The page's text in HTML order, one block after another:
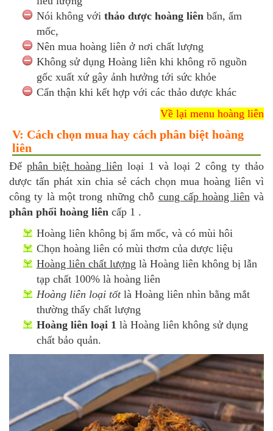
Nói không với thảo dược hoàng liên bẩn, ẩm
mốc,
Nên mua hoàng liên ở nơi chất lượng
Không sử dụng Hoàng liên khi không rõ nguồn
gốc xuất xứ gây ảnh hưởng tới sức khỏe
Cẩn thận khi kết hợp với các thảo dược khác
Về lại menu hoàng liên
V: Cách chọn mua hay cách phân biệt hoàng
liên
Để phân biệt hoàng liênloại 1 và loại 2 công ty thảo
dược tấn phát xin chia sẻ cách chọn mua hoàng liên vì
công ty là một trong những chỗ cung cấp hoàng liênvà
phân phối hoàng liên cấp 1 .
Hoàng liên không bị ẩm mốc, và có mùi hôi
Chọn hoàng liên có mùi thơm của dược liệu
Hoàng liên chất lượng là Hoàng liên không bị lẫn
tạp chất 100% là hoàng liên
Hoàng liên loại tốtlà Hoàng liên nhìn bằng mắt
thường thấy chất lượng
Hoàng liên loại 1 là Hoàng liên không sử dụng
chất bảo quản.